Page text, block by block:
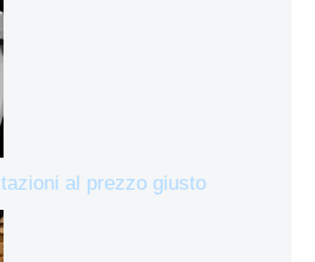
al prezzo giusto